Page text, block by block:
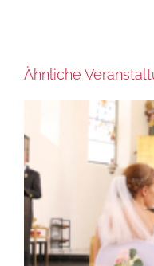
Ähnliche